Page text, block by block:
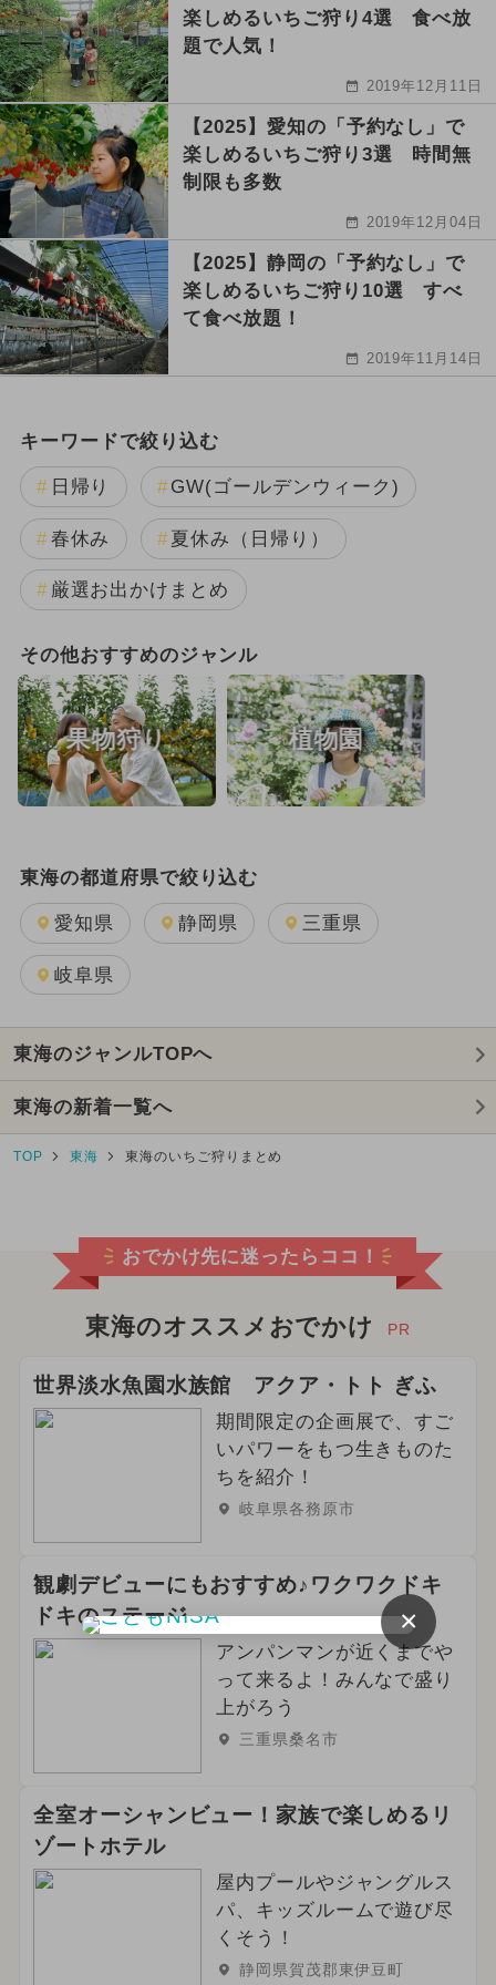
楽しめるいちご狩り4選 食べ放
題で人気！
2019年12月11日
【2025】愛知の「予約なし」で
楽しめるいちご狩り3選 時間無
制限も多数
2019年12月04日
【2025】静岡の「予約なし」で
楽しめるいちご狩り10選 すべ
て食べ放題！
2019年11月14日
キーワードで絞り込む
日帰り GW(ゴールデンウィーク)
春休み 夏休み（日帰り）
厳選お出かけまとめ
その他おすすめのジャンル
果物狩り 植物園
東海の都道府県で絞り込む
愛知県 静岡県 三重県
岐阜県
東海のジャンルTOPへ
東海の新着一覧へ
TOP 東海 東海のいちご狩りまとめ
おでかけ先に迷ったらココ！
東海のオススメおでかけ PR
世界淡水魚園水族館 アクア・トト ぎふ
期間限定の企画展で、すご
いパワーをもつ生きものた
ちを紹介！
岐阜県各務原市
観劇デビューにもおすすめ♪ワクワクドキ
ドキのステージ
アンパンマンが近くまでや
って来るよ！みんなで盛り
上がろう
三重県桑名市
全室オーシャンビュー！家族で楽しめるリ
ゾートホテル
屋内プールやジャングルス
パ、キッズルームで遊び尽
くそう！
静岡県賀茂郡東伊豆町
×